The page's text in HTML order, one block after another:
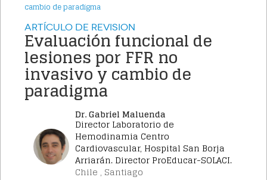
cambio de paradigma
Artículo de Revision
Evaluación funcional de
lesiones por FFR no
invasivo y cambio de
paradigma
Dr. Gabriel Maluenda
Director Laboratorio de
Hemodinamia Centro
Cardiovascular, Hospital San Borja
Arriarán. Director ProEducar-SOLACI.
Chile , Santiago